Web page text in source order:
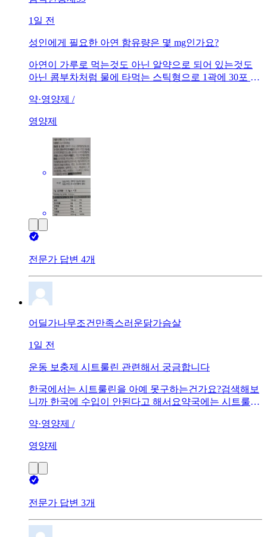
1일 전
성인에게 필요한 아연 함유량은 몇 mg인가요?
아연이 가루로 먹는것도 아닌 알약으로 되어 있는것도
아닌 콤부차처럼 물에 타먹는 스틱형으로 1곽에 30포 1
도 영양제라고 볼수 있나요?피도 맑아지고 건강에 좋다
많이 사가드라면서 사오셨는데, 가격이 너무 비싸드라구
요.인터넷검색해도 찾아볼수도 없어요.
약·영양제 /
영양제
전문가 답변 4개
어딜가나무조건만족스러운닭가슴살
1일 전
운동 보충제 시트룰린 관련해서 궁금합니다
한국에서는 시트룰린을 아예 못구하는건가요?검색해보
니까 한국에 수입이 안된다고 해서요약국에는 시트룰린
수 있는건가 궁금합니다
약·영양제 /
영양제
전문가 답변 3개